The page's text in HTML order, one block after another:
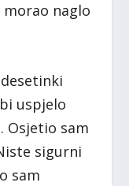
naglo
uspjelo
Osjetio sam
sigurni
sam